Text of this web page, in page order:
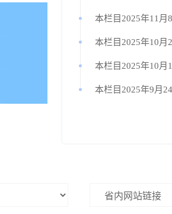
本栏目2025年11月
本栏目2025年10月
本栏目2025年10月
本栏目2025年9月